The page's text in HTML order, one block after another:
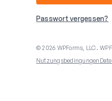
Passwort vergessen?
© 2026 WPForms, LLC.
Nutzungsbedingungen